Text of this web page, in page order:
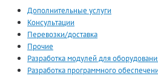
Дополнительные услуги
Консультации
Перевозки/доставка
Прочие
Разработка модулей для
Разработка программного